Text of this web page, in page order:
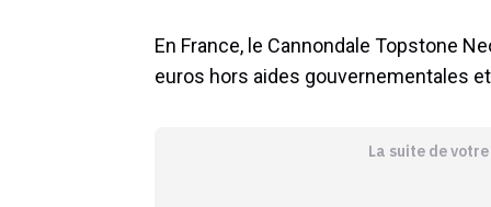
En France, le Cannondale Topstone
euros hors aides gouvernementales
La suite de